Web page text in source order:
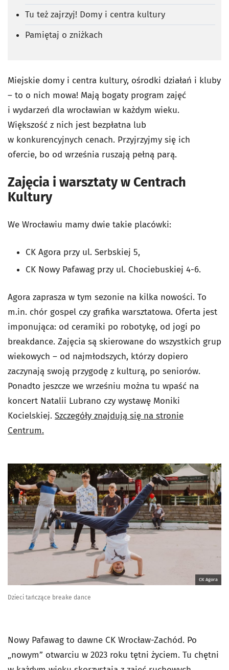
Tu też zajrzyj! Domy i centra kultury
Pamiętaj o zniżkach
Miejskie domy i centra kultury, ośrodki działań i kluby
– to o nich mowa! Mają bogaty program zajęć
i wydarzeń dla wrocławian w każdym wieku.
Większość z nich jest bezpłatna lub
w konkurencyjnych cenach. Przyjrzyjmy się ich
ofercie, bo od września ruszają pełną parą.
Zajęcia i warsztaty w Centrach
Kultury
We Wrocławiu mamy dwie takie placówki:
CK Agora przy ul. Serbskiej 5,
CK Nowy Pafawag przy ul. Chociebuskiej 4-6.
Agora zaprasza w tym sezonie na kilka nowości. To
m.in. chór gospel czy grafika warsztatowa. Oferta jest
imponująca: od ceramiki po robotykę, od jogi po
breakdance. Zajęcia są skierowane do wszystkich grup
wiekowych – od najmłodszych, którzy dopiero
zaczynają swoją przygodę z kulturą, po seniorów.
Ponadto jeszcze we wrześniu można tu wpaść na
koncert Natalii Lubrano czy wystawę Moniki
Kocielskiej. Szczegóły znajdują się na stronie
Centrum.
CK Agora
Dzieci tańczące breake dance
Nowy Pafawag to dawne CK Wrocław-Zachód. Po
„nowym” otwarciu w 2023 roku tętni życiem. Tu chętni